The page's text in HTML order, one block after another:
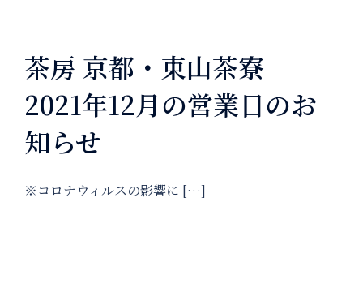
茶房 京都・東山茶寮
2021年12月の営業日のお
知らせ
※コロナウィルスの影響に […]